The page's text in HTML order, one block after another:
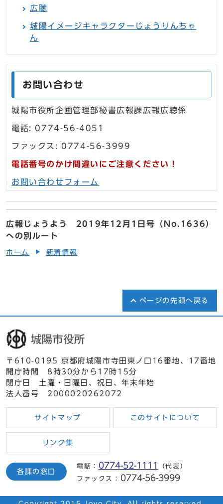
広聴
城陽イメージキャラクターじょうりんちゃ
ん
お問い合わせ
城陽市役所企画管理部秘書広報課広報広聴係
電話: 0774-56-4051
ファックス: 0774-56-3999
電話番号のかけ間違いにご注意ください！
お問い合わせフォーム
広報じょうよう 2019年12月1日号（No.1636）
への別ルート
ホーム 新着情報
ページの先頭へ戻る
〒610-0195 京都府城陽市寺田東ノ口16番地、17番地
開庁時間 8時30分から17時15分
閉庁日 土曜・日曜日、祝日、年末年始
法人番号 2000020262072
サイトマップ このサイトについて
リンク集
各課の窓口
電話： 0774-52-1111
（代表）
ファックス：
0774-56-3999